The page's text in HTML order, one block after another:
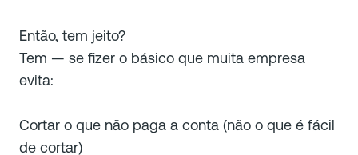
Então, tem jeito?
Tem — se fizer o básico que muita empresa
evita:
Cortar o que não paga a conta (não o que é fácil
de cortar)